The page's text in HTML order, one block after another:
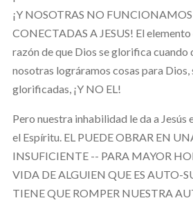
¡Y NOSOTRAS NO
CONECTADAS A JESUS! El
razón de que Dios se glorifica cuando
nosotras lográramos cosas para Dios,
glorificadas, ¡Y NO EL!
Pero nuestra inhabilidad le da a Jesús
el Espíritu. EL PUEDE OBRAR EN
INSUFICIENTE -- PARA MAYOR
VIDA DE ALGUIEN QUE ES AUTO-
TIENE QUE ROMPER NUESTRA